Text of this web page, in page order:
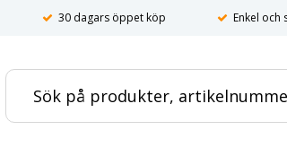
30 dagars öppet köp Enkel och